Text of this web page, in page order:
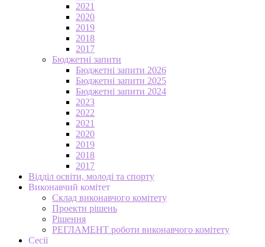
2021
2020
2019
2018
2017
Бюджетні запити
Бюджетні запити 2026
Бюджетні запити 2025
Бюджетні запити 2024
2023
2022
2021
2020
2019
2018
2017
Відділ освіти, молоді та спорту
Виконавчий комітет
Склад виконавчого комітету
Проекти рішень
Рішення
РЕГЛАМЕНТ роботи виконавчого комітету
Сесії